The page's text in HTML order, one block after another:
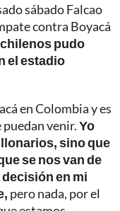
sábado Falcao
contra Boyacá
pudo
el estadio
en Colombia y es
venir.Yo
sino que
se nos van de
en mi
pero nada, por el